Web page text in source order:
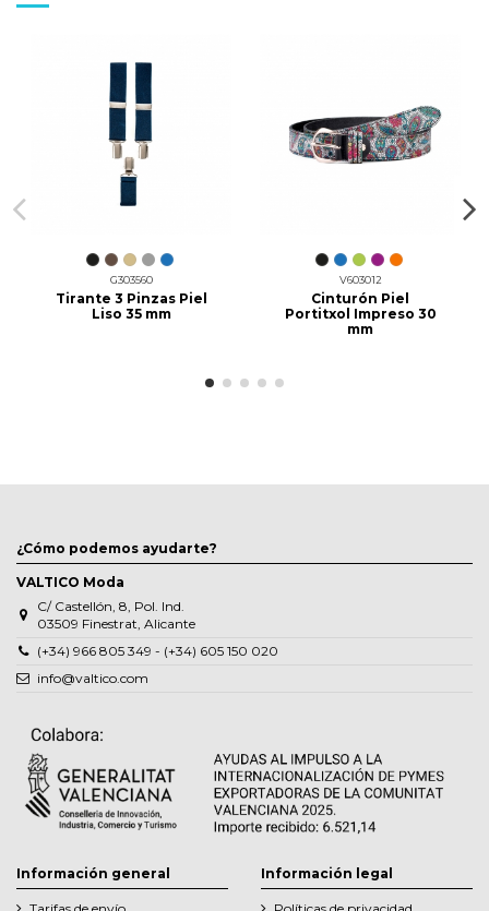
G303560
Tirante 3 Pinzas Piel
Liso 35 mm
V603012
Cinturón Piel
Portitxol Impreso 30
mm
¿Cómo podemos ayudarte?
VALTICO Moda
C/ Castellón, 8, Pol. Ind.
03509 Finestrat, Alicante
(+34) 966 805 349 - (+34) 605 150 020
info@valtico.com
Información general Información legal